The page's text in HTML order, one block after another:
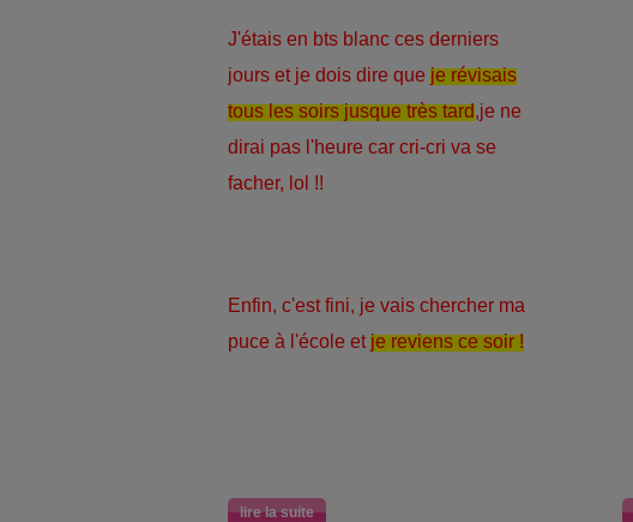
J'étais en bts blanc ces derniers
jours et je dois dire que je révisais
tous les soirs jusque très tard,je ne
dirai pas l'heure car cri-cri va se
facher, lol !!
Enfin, c'est fini, je vais chercher ma
puce à l'école et je reviens ce soir !
lire la suite